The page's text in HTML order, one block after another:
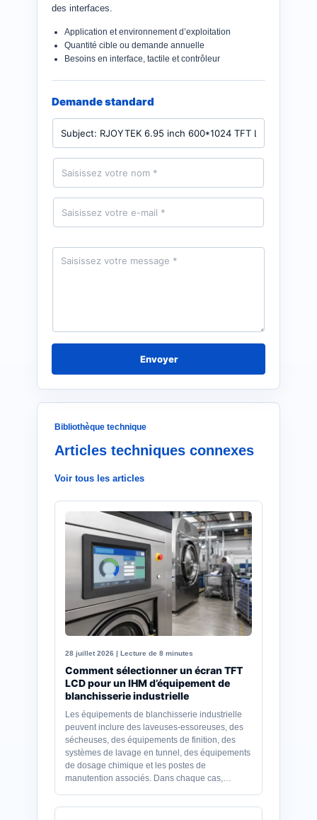
des interfaces.
Application et environnement d’exploitation
Quantité cible ou demande annuelle
Besoins en interface, tactile et contrôleur
Demande standard
P
o
d
N
m
*
E
m
i
M
*
Envoyer
Bibliothèque technique
Articles techniques connexes
Voir tous les articles
28 juillet 2026 | Lecture de 8 minutes
Comment sélectionner un écran TFT
LCD pour un IHM d’équipement de
blanchisserie industrielle
Les équipements de blanchisserie industrielle
peuvent inclure des laveuses-essoreuses, des
sécheuses, des équipements de finition, des
systèmes de lavage en tunnel, des équipements
de dosage chimique et les postes de
manutention associés. Dans chaque cas,…